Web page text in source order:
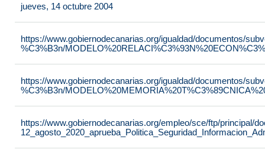
jueves, 14 octubre 2004
https://www.gobiernodecanarias.org/igualdad/documentos/
%C3%B3n/
https://www.gobiernodecanarias.org/igualdad/documentos/
%C3%B3n/
https://www.gobiernodecanarias.org/empleo/sce/ftp/principal/